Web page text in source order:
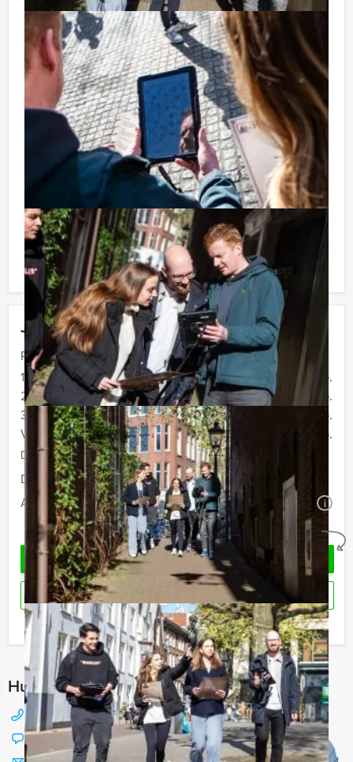
Jouw uitje
Prijs :
12 - 19 personen
€ 62,50 p.p.
20 - 29 personen
€ 59,50 p.p.
30 - 39 personen
€ 56,50 p.p.
Vanaf 40 personen
€ 54,50 p.p.
De prijzen zijn exclusief BTW
Duur:
4 uur en 30 minuten
Aantal:
Minimaal 12 personen i
Geheel vrijblijvend
OFFERTE AANVRAGEN
Ik heb een vraag over dit uitje
Hulp nodig bij het kiezen?
088 428 81 17
Chat met Jeroen
Tip:
Niet telkens uw knip hoeven trekken om uw drankje af
te rekenen? Voor € 13,50 per persoon per uur (excl.
BTW) kunt u gebruikmaken van het drankarrangement,
waarbij u onbeperkt kunt genieten van bier, fris,
huiswijn, koffie en thee. En… zo komt u ook achteraf
niet voor verrassingen te staan!
Reservering voor kleinere groepen:
Komt u niet aan het minimale aantal deelnemers voor
deze activiteit? Als u bereid bent voor het minimale
aantal te betalen, kunt u ook gewoon voor minder
personen boeken!